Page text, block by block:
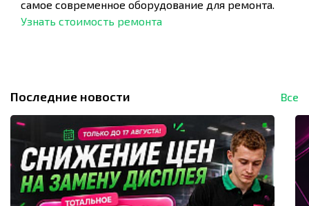
самое современное оборудование для ремонта.
Узнать стоимость ремонта
Последние новости Все